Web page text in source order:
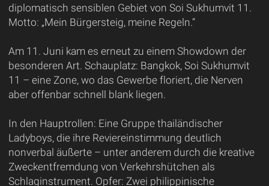
diplomatisch sensiblen Gebiet von Soi Sukhumvit 11.
Motto: „Mein Bürgersteig, meine Regeln.“
Am 11. Juni kam es erneut zu einem Showdown der
besonderen Art. Schauplatz: Bangkok, Soi Sukhumvit
11 – eine Zone, wo das Gewerbe floriert, die Nerven
aber offenbar schnell blank liegen.
In den Hauptrollen: Eine Gruppe thailändischer
Ladyboys, die ihre Reviereinstimmung deutlich
nonverbal äußerte – unter anderem durch die kreative
Zweckentfremdung von Verkehrshütchen als
Schlaginstrument. Opfer: Zwei philippinische